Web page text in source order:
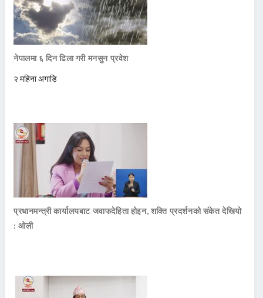
नेपालमा ६ दिन ढिला गरी मनसुन प्रवेश
२ महिना अगाडि
प्रधानमन्त्री कार्यालयबाट जवाफदेहिता होइन, शक्ति प्रदर्शनको संकेत देखियो
: ओली